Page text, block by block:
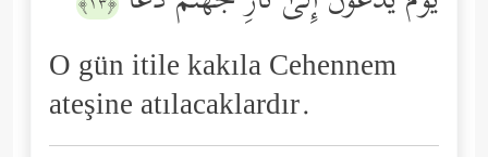
O gün itile kakıla Cehennem
ateşine atılacaklardır.